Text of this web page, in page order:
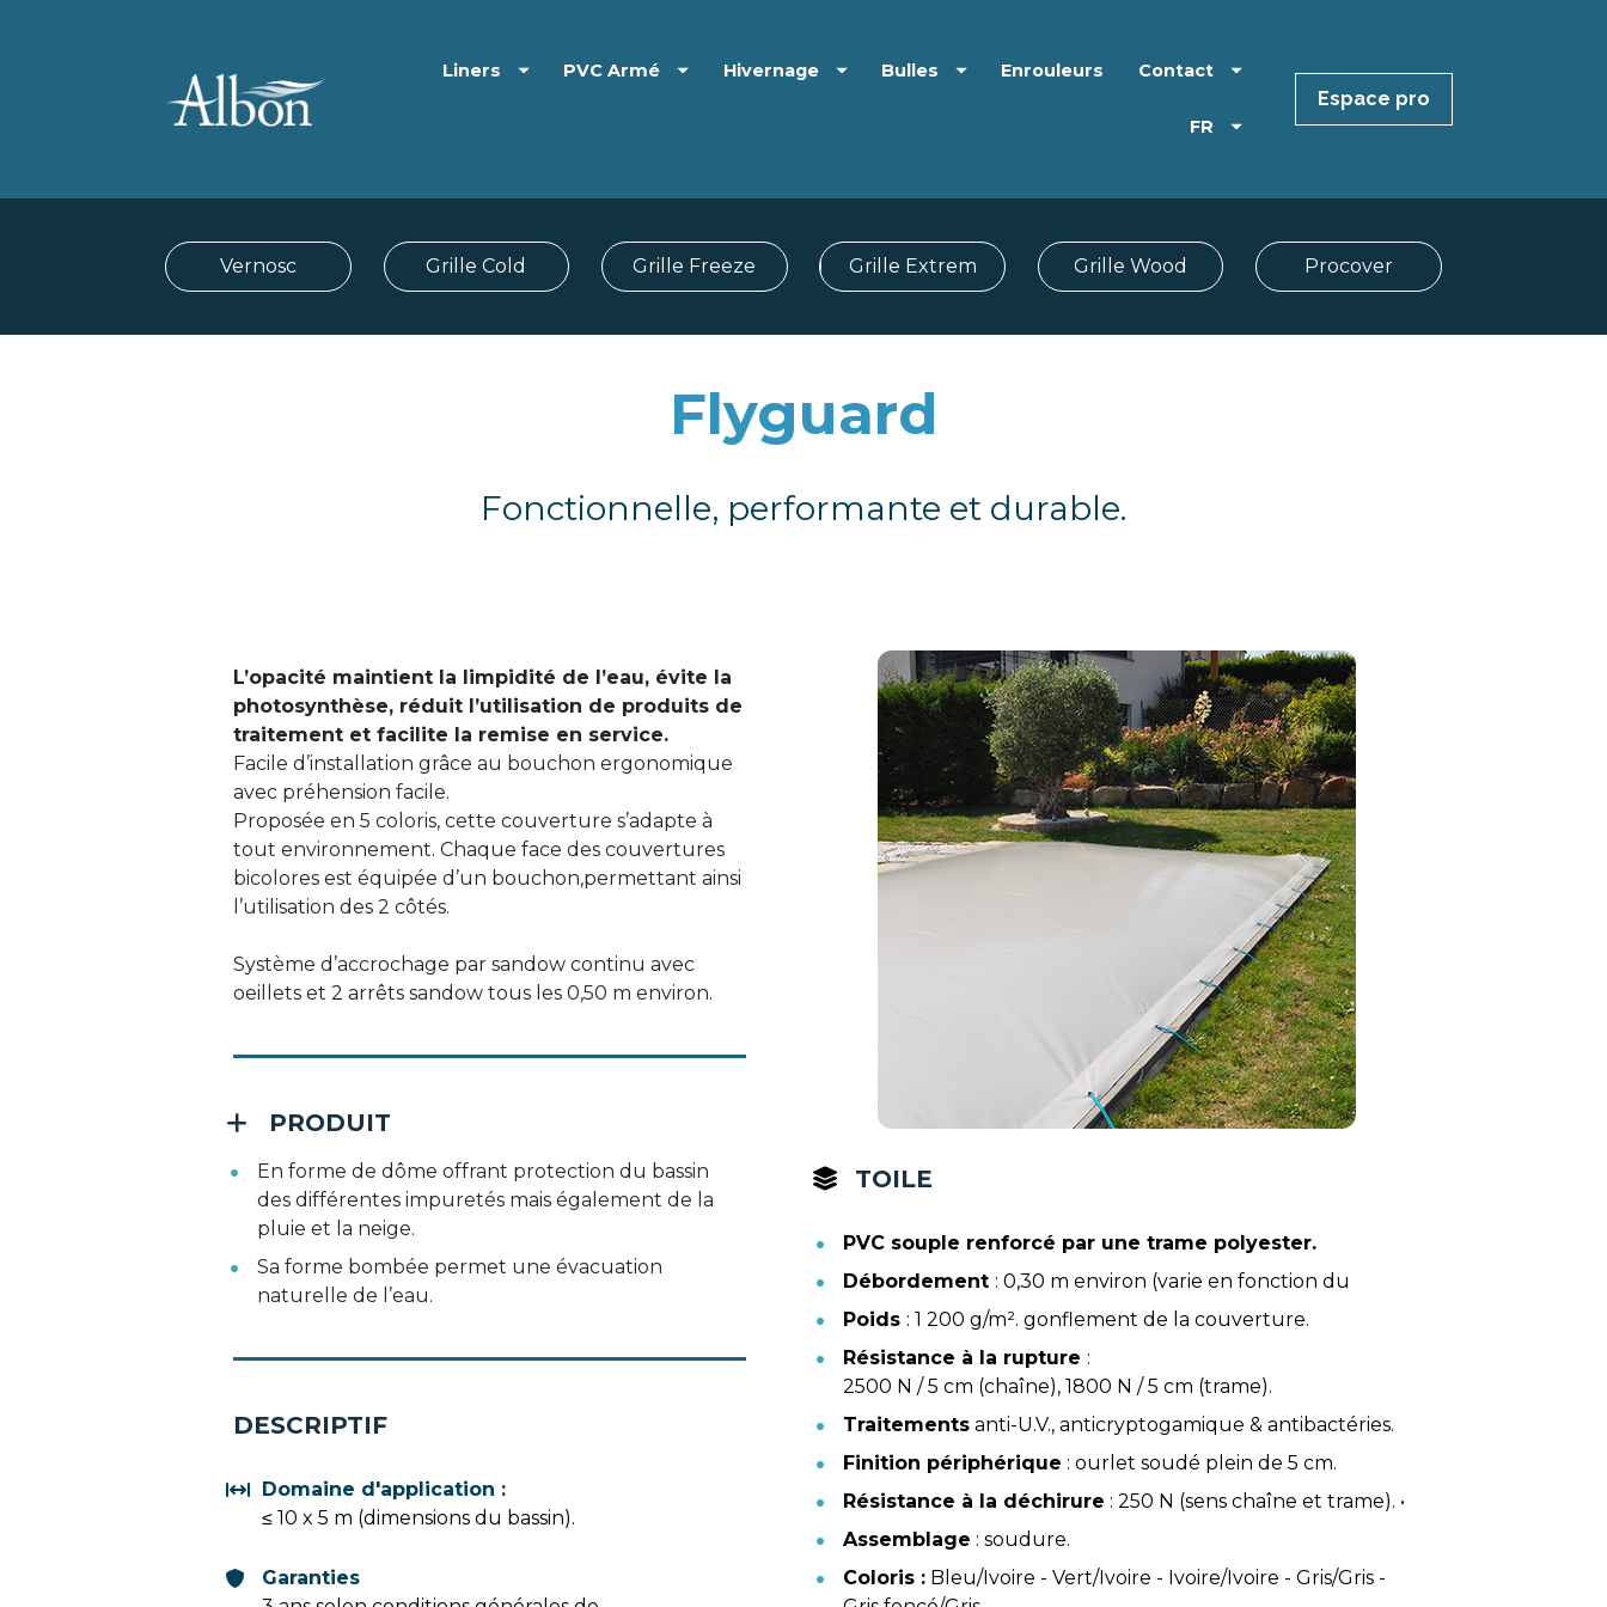
Liners PVC Armé Hivernage Bulles Enrouleurs Contact
FR
Espace pro
Vernosc Grille Cold Grille Freeze Grille Extrem Grille Wood Procover
Flyguard
Fonctionnelle, performante et durable.
L’opacité maintient la limpidité de l’eau, évite la
photosynthèse, réduit l’utilisation de produits de
traitement et facilite la remise en service.
Facile d’installation grâce au bouchon ergonomique
avec préhension facile.
Proposée en 5 coloris, cette couverture s’adapte à
tout environnement. Chaque face des couvertures
bicolores est équipée d’un bouchon,permettant ainsi
l’utilisation des 2 côtés.
Système d’accrochage par sandow continu avec
oeillets et 2 arrêts sandow tous les 0,50 m environ.
PRODUIT
En forme de dôme offrant protection du bassin
des différentes impuretés mais également de la
pluie et la neige.
Sa forme bombée permet une évacuation
naturelle de l’eau.
DESCRIPTIF
Domaine d'application :
≤ 10 x 5 m (dimensions du bassin).
Garanties
TOILE
PVC souple renforcé par une trame polyester.
Débordement : 0,30 m environ (varie en fonction du
Poids : 1 200 g/m². gonflement de la couverture.
Résistance à la rupture :
2500 N / 5 cm (chaîne), 1800 N / 5 cm (trame).
Traitements anti-U.V., anticryptogamique & antibactéries.
Finition périphérique : ourlet soudé plein de 5 cm.
Résistance à la déchirure : 250 N (sens chaîne et trame). •
Assemblage : soudure.
Coloris : Bleu/Ivoire - Vert/Ivoire - Ivoire/Ivoire - Gris/Gris -